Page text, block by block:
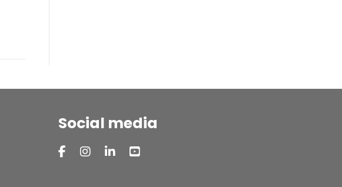
Social media